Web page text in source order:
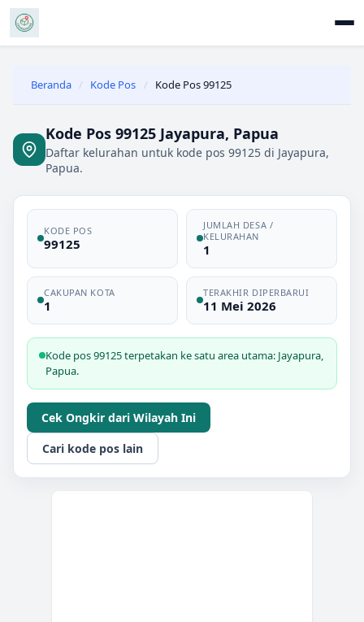
Beranda / Kode Pos / Kode Pos 99125
Kode Pos 99125 Jayapura, Papua
Daftar kelurahan untuk kode pos 99125 di Jayapura,
Papua.
KODE POS
99125
JUMLAH DESA /
KELURAHAN
1
CAKUPAN KOTA
1
TERAKHIR DIPERBARUI
11 Mei 2026
Kode pos 99125 terpetakan ke satu area utama: Jayapura,
Papua.
Cek Ongkir dari Wilayah Ini
Cari kode pos lain